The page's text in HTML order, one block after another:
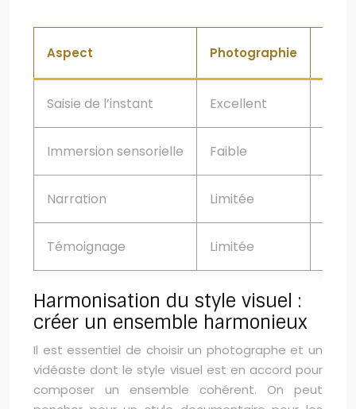
Aspect Photographie
Saisie de l’instant Excellent
Immersion sensorielle Faible
Narration Limitée
Témoignage Limitée
Harmonisation du style visuel :
créer un ensemble harmonieux
Il est essentiel de choisir un photographe et un
vidéaste dont le style visuel est en accord pour
composer un ensemble cohérent. On peut